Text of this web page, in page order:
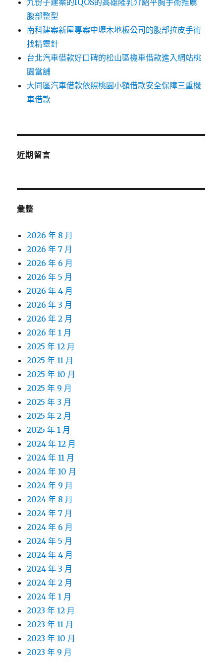
九份子建案的IQOS的高雄隆乳介紹平胸手術推薦
腹部整型
南科建案新屋專案中壢木地板公司的腹部拉皮手術
找精靈針
台北汽車借款好口碑的松山區機車借款進入網站桃
園當舖
大同區汽車借款依照桃園小額借款安全保障三重機
車借款
近期留言
彙整
2026 年 8 月
2026 年 7 月
2026 年 6 月
2026 年 5 月
2026 年 4 月
2026 年 3 月
2026 年 2 月
2026 年 1 月
2025 年 12 月
2025 年 11 月
2025 年 10 月
2025 年 9 月
2025 年 3 月
2025 年 2 月
2025 年 1 月
2024 年 12 月
2024 年 11 月
2024 年 10 月
2024 年 9 月
2024 年 8 月
2024 年 7 月
2024 年 6 月
2024 年 5 月
2024 年 4 月
2024 年 3 月
2024 年 2 月
2024 年 1 月
2023 年 12 月
2023 年 11 月
2023 年 10 月
2023 年 9 月